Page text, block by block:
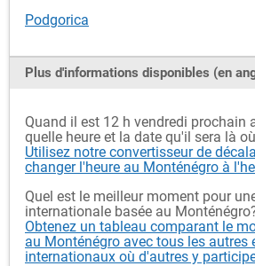
Podgorica
Plus d'informations disponibles (en
Quand il est 12 h vendredi prochain
quelle heure et la date qu'il sera là
Utilisez notre convertisseur de
changer l'heure au Monténégro à
Quel est le meilleur moment pour
internationale basée au
Obtenez un tableau comparant le
au Monténégro avec tous les autres
internationaux où d'autres y